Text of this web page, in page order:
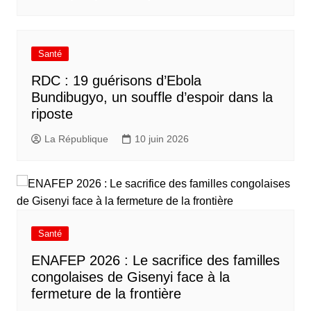
Santé
RDC : 19 guérisons d’Ebola
Bundibugyo, un souffle d’espoir dans la
riposte
La République 10 juin 2026
Santé
ENAFEP 2026 : Le sacrifice des familles
congolaises de Gisenyi face à la
fermeture de la frontière